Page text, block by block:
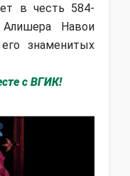
в честь 584-
Навои
знаменитых
с ВГИК!